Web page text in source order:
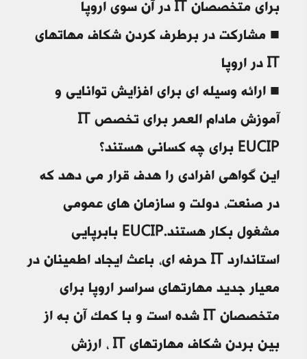
برای متخصصان IT در آن سوی اروپا
■ مشارکت در برطرف کردن شکاف مهاتهای
IT در اروپا
■ ارائه وسیله ای برای افزایش توانایی و
آموزش مادام العمر برای تخصص IT
EUCIP برای چه کسانی هستند؟
این گواهی افرادی را هدف قرار می دهد که
در صنعت، دولت و سازمان های عمومی
مشغول بکار هستند.EUCIP بابرپایی
استاندارد IT حرفه ای، باعث ایجاد اطمینان در
معیار جدید مهارتهای سراسر اروپا برای
متخصصان IT شده است و با کمک آن به از
بین بردن شکاف مهارتهای IT ، ارزش